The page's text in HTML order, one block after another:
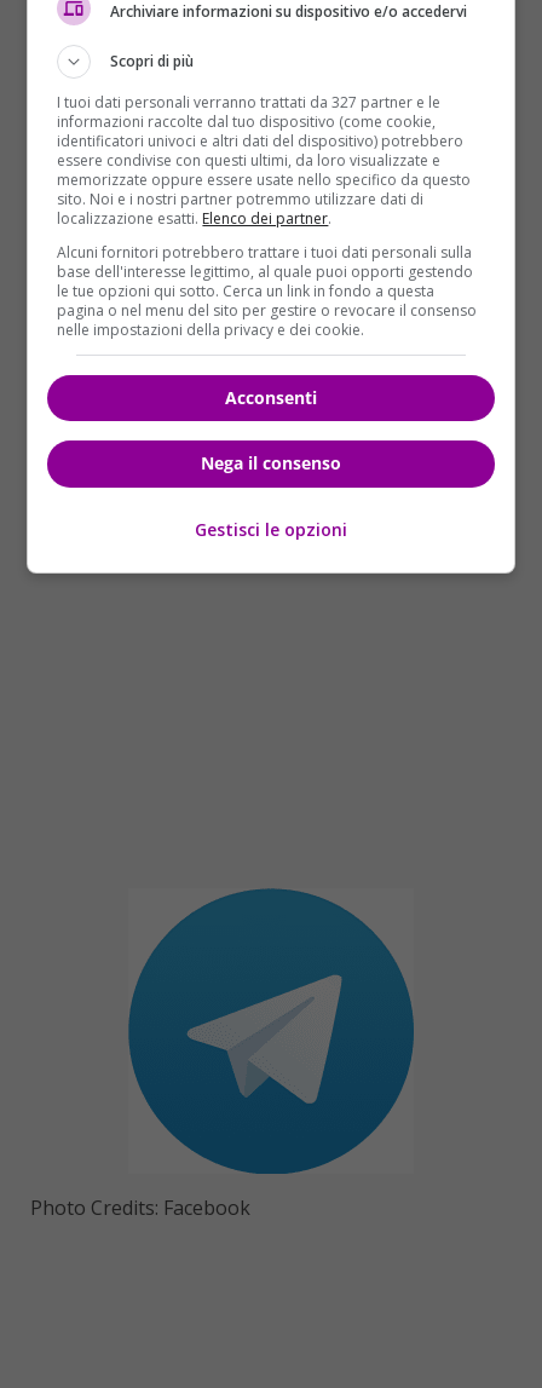
spesso lasciato a valori preimpostati. Come
segreteria telefonica. Chi non può rinunciarvi, deve
impostare un codice personalizzato. La terza
possibile soluzione è attivare l’autenticazione a due
fattori per le app che dispongono di tale opzione,
come Telegram. Ma c’è di più: secondo InTheCyber
esistono anche tecniche più avanzate per entrare
nelle segreterie altrui, come emulare l’identificativo
di chiamata con una delle tante app disponibili per
iOS e Android.
La falla di sicurezza è stata segnalata dai ricercatori
sia agli operatori telefonici italiani sia agli
sviluppatori delle diverse app. “Nessuna risposta
R&D di InTheCyber, a DDay – “Solo Whatsapp ci ha
scritto scaricando la responsabilità sugli operatori”.
Photo Credits: Facebook
Archiviare informazioni su dispositivo e/o accedervi
Scopri di più
I tuoi dati personali verranno trattati da 327 partner e le
informazioni raccolte dal tuo dispositivo (come cookie,
identificatori univoci e altri dati del dispositivo) potrebbero
essere condivise con questi ultimi, da loro visualizzate e
memorizzate oppure essere usate nello specifico da questo
sito. Noi e i nostri partner potremmo utilizzare dati di
localizzazione esatti. Elenco dei partner.
Alcuni fornitori potrebbero trattare i tuoi dati personali sulla
base dell'interesse legittimo, al quale puoi opporti gestendo
le tue opzioni qui sotto. Cerca un link in fondo a questa
pagina o nel menu del sito per gestire o revocare il consenso
nelle impostazioni della privacy e dei cookie.
Acconsenti
Nega il consenso
Gestisci le opzioni